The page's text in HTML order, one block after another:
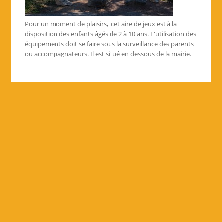
Pour un moment de plaisirs, cet aire de jeux est à la
disposition des enfants âgés de 2 à 10 ans. L'utilisation des
équipements doit se faire sous la surveillance des parents
ou accompagnateurs. Il est situé en dessous de la mairie.